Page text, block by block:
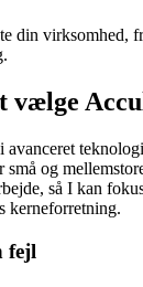
din virksomhed,
vælge
og
så I kan
kerneforretning.
fejl